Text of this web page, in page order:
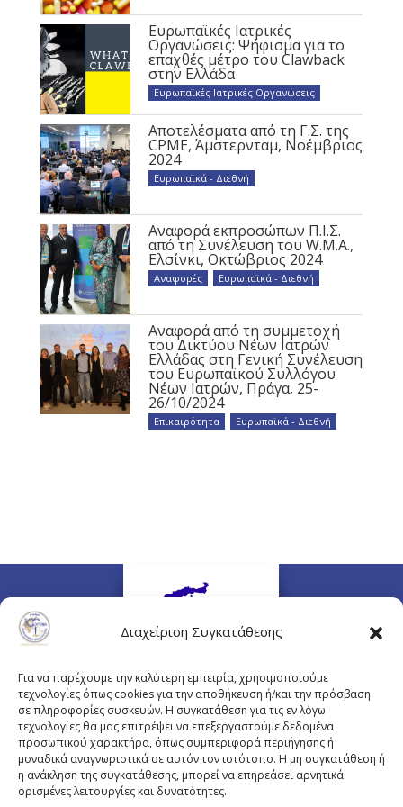
Διαχείριση Συγκατάθεσης
Για να παρέχουμε την καλύτερη εμπειρία, χρησιμοποιούμε
τεχνολογίες όπως cookies για την αποθήκευση ή/και την πρόσβαση
σε πληροφορίες συσκευών. Η συγκατάθεση για τις εν λόγω
τεχνολογίες θα μας επιτρέψει να επεξεργαστούμε δεδομένα
προσωπικού χαρακτήρα, όπως συμπεριφορά περιήγησης ή
μοναδικά αναγνωριστικά σε αυτόν τον ιστότοπο. Η μη συγκατάθεση ή
η ανάκληση της συγκατάθεσης, μπορεί να επηρεάσει αρνητικά
ορισμένες λειτουργίες και δυνατότητες.
Ευρωπαϊκές Ιατρικές
Οργανώσεις: Ψήφισμα για το
επαχθές μέτρο του Clawback
στην Ελλάδα
Ευρωπαϊκές Ιατρικές Οργανώσεις
Αποτελέσματα από τη Γ.Σ. της
CPME, Άμστερνταμ, Νοέμβριος
2024
Ευρωπαϊκά - Διεθνή
Αναφορά εκπροσώπων Π.Ι.Σ.
από τη Συνέλευση του W.M.A.,
Ελσίνκι, Οκτώβριος 2024
Αναφορές Ευρωπαϊκά - Διεθνή
Αναφορά από τη συμμετοχή
του Δικτύου Νέων Ιατρών
Ελλάδας στη Γενική Συνέλευση
του Ευρωπαϊκού Συλλόγου
Νέων Ιατρών, Πράγα, 25-
26/10/2024
Επικαιρότητα Ευρωπαϊκά - Διεθνή
Πλουτάρχου 3, 10675 Αθήνα
Email επικοινωνίας:pisinfo@pis.gr